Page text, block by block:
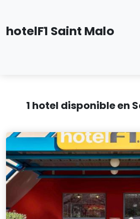
hotelF1 Saint Malo
1 hotel disponible en